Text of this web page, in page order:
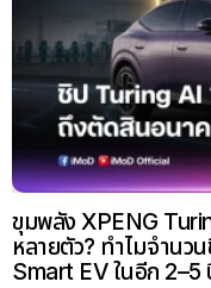
ขุมพลัง XPENG
หลายตัว? ทำไมจำนว
Smart EV ในอีก 2–5